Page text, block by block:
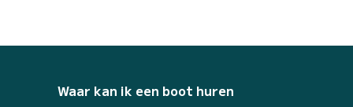
Waar kan ik een boot huren